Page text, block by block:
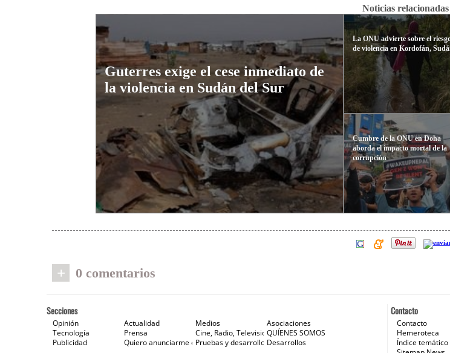
Noticias relacionadas
Guterres exige el cese inmediato de
la violencia en Sudán del Sur
La ONU advierte sobre el
de violencia en Kordofán,
Cumbre de la ONU en Doha
aborda el impacto mortal de la
corrupción
+ 0 comentarios
Contacto
Contacto
Hemeroteca
Índice temático
Secciones
Opinión Actualidad Medios
Asociaciones
Tecnología
Prensa Cine, Radio, Televisión e Internet
QUÍENES SOMOS
Publicidad
Quiero anunciarme en Gaceta de Prensa
Pruebas y desarrollosDesarrollos